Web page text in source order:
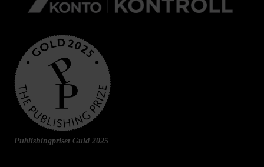
Publishingpriset Guld 2025